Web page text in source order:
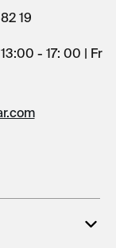
dort werden
jahrzehntelange
Philosophie:
19
- 17: 00 | Fr